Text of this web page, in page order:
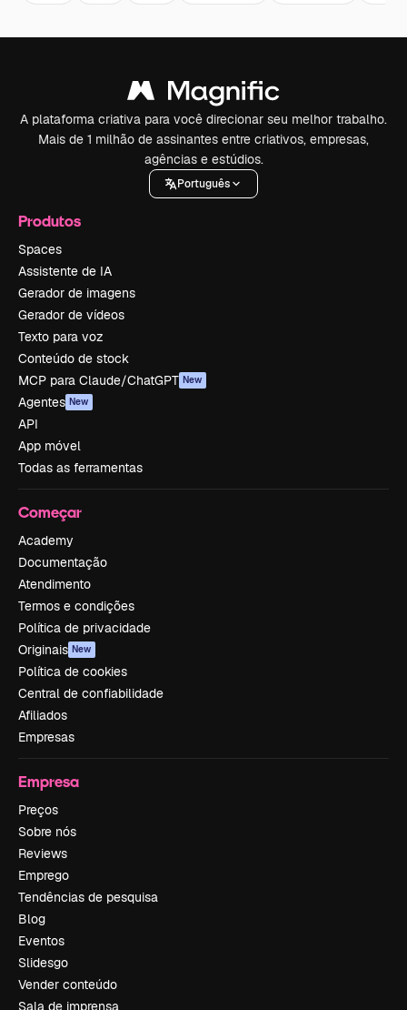
A plataforma criativa para você direcionar seu melhor trabalho.
Mais de 1 milhão de assinantes entre criativos, empresas,
agências e estúdios.
Português
Produtos
Spaces
Assistente de IA
Gerador de imagens
Gerador de vídeos
Texto para voz
Conteúdo de stock
MCP para Claude/ChatGPT New
Agentes New
API
App móvel
Todas as ferramentas
Começar
Academy
Documentação
Atendimento
Termos e condições
Política de privacidade
Originais New
Política de cookies
Central de confiabilidade
Afiliados
Empresas
Empresa
Preços
Sobre nós
Reviews
Emprego
Tendências de pesquisa
Blog
Eventos
Slidesgo
Vender conteúdo
Sala de imprensa